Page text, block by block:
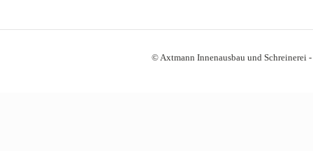
© Axtmann Innenausbau und Schreinerei -